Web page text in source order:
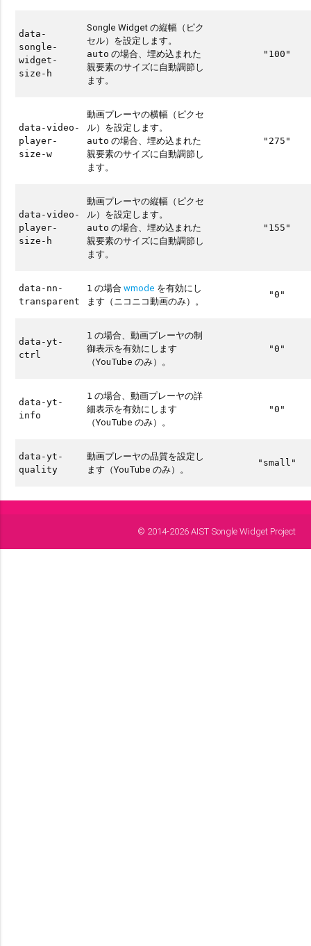
data-
songle-
widget-
size-h
Songle Widget の縦幅（ピク
セル）を設定します。
auto の場合、埋め込まれた
親要素のサイズに自動調節し
ます。
"100"
data-video-
player-
size-w
動画プレーヤの横幅（ピクセ
ル）を設定します。
auto の場合、埋め込まれた
親要素のサイズに自動調節し
ます。
"275"
data-video-
player-
size-h
動画プレーヤの縦幅（ピクセ
ル）を設定します。
auto の場合、埋め込まれた
親要素のサイズに自動調節し
ます。
"155"
data-nn-
transparent
1 の場合wmode を有効にし
ます（ニコニコ動画のみ）。
"0"
data-yt-
ctrl
1 の場合、動画プレーヤの制
御表示を有効にします
（YouTube のみ）。
"0"
data-yt-
info
1 の場合、動画プレーヤの詳
細表示を有効にします
（YouTube のみ）。
"0"
data-yt-
quality
動画プレーヤの品質を設定し
ます（YouTube のみ）。
"small"
© 2014-2026 AIST Songle Widget Project